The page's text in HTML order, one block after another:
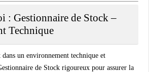
: Gestionnaire de Stock –
Technique
un environnement technique et
de Stock rigoureux pour assurer la